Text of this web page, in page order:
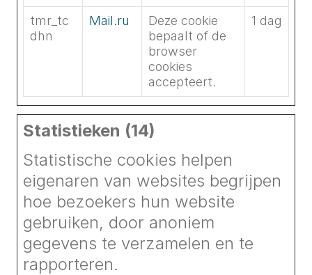
tmr_tc
dhn
Mail.ru
Deze cookie
bepaalt of de
browser
cookies
accepteert.
1 dag
Statistieken (14)
Statistische cookies helpen
eigenaren van websites begrijpen
hoe bezoekers hun website
gebruiken, door anoniem
gegevens te verzamelen en te
rapporteren.